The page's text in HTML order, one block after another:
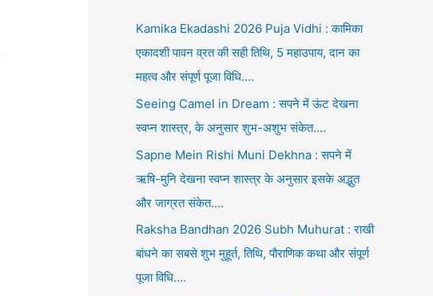
Kamika Ekadashi 2026 Puja Vidhi : कामिका
एकादशी पावन व्रत की सही तिथि, 5 महाउपाय, दान का
महत्व और संपूर्ण पूजा विधि….
Seeing Camel in Dream : सपने में ऊंट देखना
स्वप्न शास्त्र, के अनुसार शुभ-अशुभ संकेत….
Sapne Mein Rishi Muni Dekhna : सपने में
ऋषि-मुनि देखना स्वप्न शास्त्र के अनुसार इसके अद्भुत
और जाग्रत संकेत….
Raksha Bandhan 2026 Subh Muhurat : राखी
बांधने का सबसे शुभ मुहूर्त, तिथि, पौराणिक कथा और संपूर्ण
पूजा विधि….